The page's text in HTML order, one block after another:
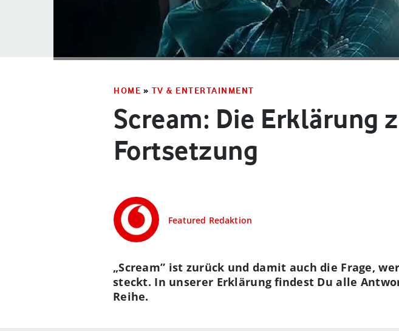
HOME » TV & ENTERTAINMENT
Scream: Die Erklärung
Fortsetzung
Featured Redaktion
„Scream” ist zurück und damit auch die Frage,
steckt. In unserer Erklärung findest Du alle
Reihe.